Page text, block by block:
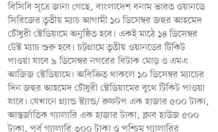
বিসিবি সূত্রে জানা গেছে, বাংলাদেশ বনাম ভারত ওয়ানডে
সিরিজের তৃতীয় ম্যাচ আগামী ১০ ডিসেম্বর জহুর আহমেদ
চৌধুরী স্টেডিয়ামে অনুষ্ঠিত হবে। একই মাঠে ১৪ ডিসেম্বর
টেস্ট ম্যাচ শুরু হবে। চট্টগ্রামে তৃতীয় ওয়ানডের টিকিট
পাওয়া যাবে ৯ ডিসেম্বর নগরের বিটাক মোড় ও এমএ
আজিজ স্টেডিয়ামে। অবিক্রিত থাকলে ১০ ডিসেম্বর ম্যাচের
দিন জহুর আহমেদ চৌধুরী স্টেডিয়ামের বুথে টিকিট পাওয়া
যাবে। যেখানে গ্র্যান্ড স্ট্যান্ড/ রুফটপ এক হাজার ৫০০ টাকা,
আন্তর্জাতিক গ্যালারি এক হাজার টাকা, ক্লাব হাউজ ৫০০
টাকা, পূর্ব গ্যালারি ৩০০ টাকা ও পশ্চিম গ্যালারির